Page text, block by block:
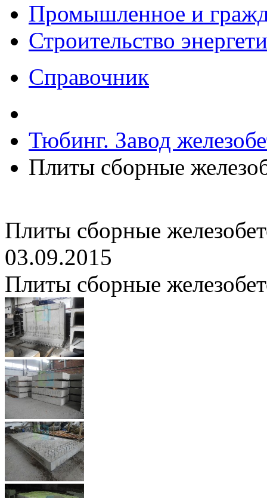
Промышленное и
Строительство
Справочник
Тюбинг. Завод
Плиты сборные
Плиты сборные
03.09.2015
Плиты сборные